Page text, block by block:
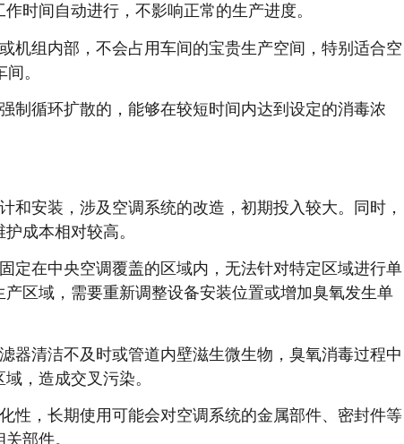
时间自动进行，不影响正常的生产进度。
机组内部，不会占用车间的宝贵生产空间，特别适合空
。
制循环扩散的，能够在较短时间内达到设定的消毒浓
和安装，涉及空调系统的改造，初期投入较大。同时，
成本相对较高。
定在中央空调覆盖的区域内，无法针对特定区域进行单
区域，需要重新调整设备安装位置或增加臭氧发生单
器清洁不及时或管道内壁滋生微生物，臭氧消毒过程中
，造成交叉污染。
性，长期使用可能会对空调系统的金属部件、密封件等
部件。